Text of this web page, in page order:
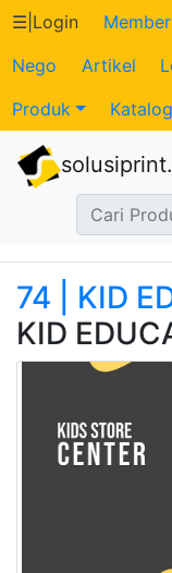
Katalog
Produk
Petugas
Transaksi
Tagihan
☰ Login Member
Nego
Artikel
Produk
74 | KID
KID